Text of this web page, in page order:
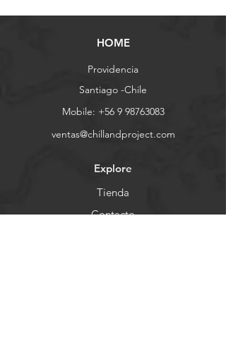
HOME
Providencia
Santiago -Chile
Mobile: +56 9 98763083
ventas@chillandproject.com
Explore
Tienda
Contacto